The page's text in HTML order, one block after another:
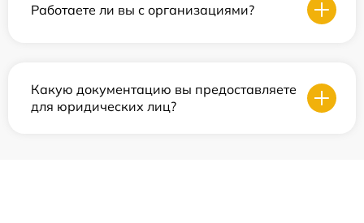
Работаете ли вы с организациями?
Какую документацию вы предоставляете
для юридических лиц?